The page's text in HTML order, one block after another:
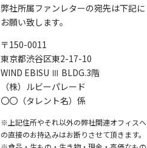
弊社所属ファンレターの宛先は下記に
お願い致します。
〒150-0011
東京都渋谷区東2-17-10
WIND EBISU Ⅲ BLDG.3階
（株）ルビーパレード
〇〇（タレント名）係
※上記住所やそれ以外の弊社関連オフィスへ
の直接のお持込みはお断りさせて頂きます。